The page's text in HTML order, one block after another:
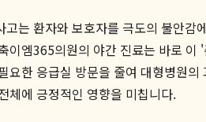
는 환자와 보호자를 극도의 불안
이엠365의원의 야간 진료는 바로
요한 응급실 방문을 줄여 대형병원
체에 긍정적인 영향을 미칩니다.